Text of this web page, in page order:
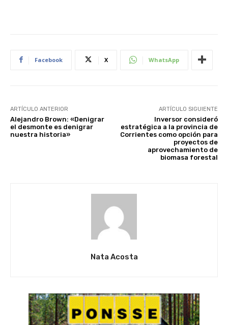
Facebook X WhatsApp
ARTÍCULO ANTERIOR
Alejandro Brown: «Denigrar
el desmonte es denigrar
nuestra historia»
ARTÍCULO SIGUIENTE
Inversor consideró
estratégica a la provincia de
Corrientes como opción para
proyectos de
aprovechamiento de
biomasa forestal
Nata Acosta